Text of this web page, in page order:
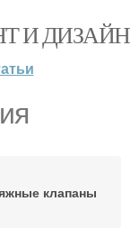
И ДИЗАЙН
клапаны